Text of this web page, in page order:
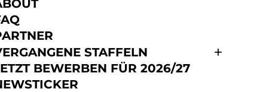
STAFFELN
BEWERBEN FÜR 2026/27